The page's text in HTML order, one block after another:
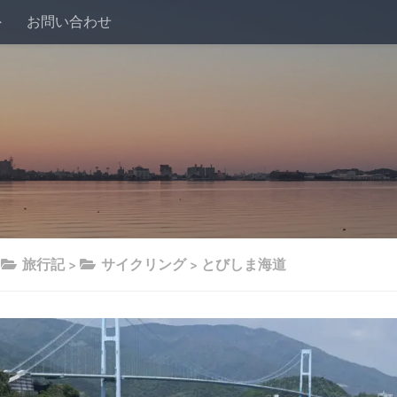
お問い合わせ
旅行記> サイクリング> とびしま海道